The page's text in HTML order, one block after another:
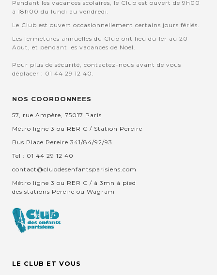
Pendant les vacances scolaires, le Club est ouvert de 9h00
à 18h00 du lundi au vendredi.
Le Club est ouvert occasionnellement certains jours fériés.
Les fermetures annuelles du Club ont lieu du 1er au 20
Aout, et pendant les vacances de Noel.
Pour plus de sécurité, contactez-nous avant de vous
déplacer : 01 44 29 12 40.
NOS COORDONNEES
57, rue Ampère, 75017 Paris
Métro ligne 3 ou RER C / Station Pereire
Bus Place Pereire 341/84/92/93
Tel : 01 44 29 12 40
contact@clubdesenfantsparisiens.com
Métro ligne 3 ou RER C / à 3mn à pied
des stations Pereire ou Wagram
LE CLUB ET VOUS